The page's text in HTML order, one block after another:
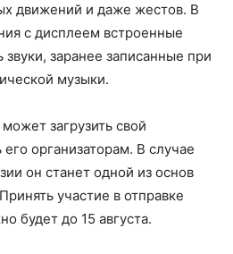
движений и даже жестов. В
с дисплеем встроенные
заранее записанные при
музыки.
загрузить свой
организаторам. В случае
он станет одной из основ
участие в отправке
будет до 15 августа.